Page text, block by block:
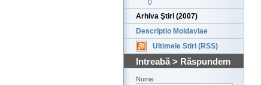
0
Arhiva Ştiri (2007)
Descriptio Moldaviae
Ultimele Stiri (RSS)
Intreabă > Răspundem
Nume: